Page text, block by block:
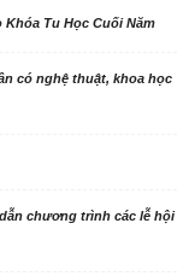
Khóa Tu Học Cuối Năm
có nghệ thuật, khoa học
chương trình các lễ hội